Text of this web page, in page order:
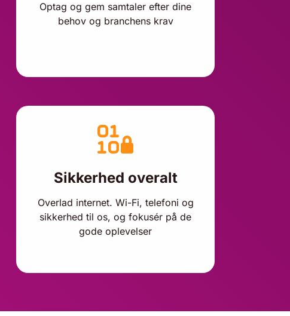
Optag og gem samtaler efter dine
behov og branchens krav
Sikkerhed overalt
Overlad internet. Wi-Fi, telefoni og
sikkerhed til os, og fokusér på de
gode oplevelser